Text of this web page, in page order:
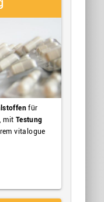
für
, mit Testung
vitalogue